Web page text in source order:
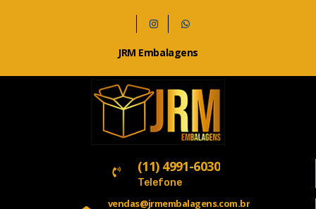
JRM Embalagens
(11) 4991-6030
Telefone
vendas@jrmembalagens.com.br